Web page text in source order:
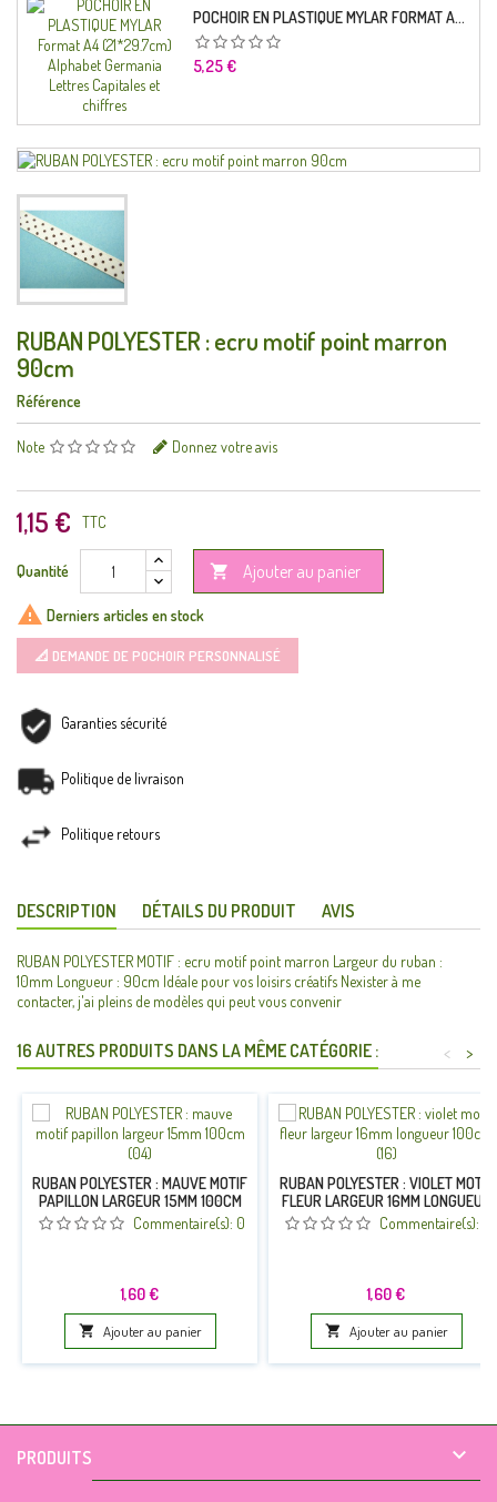
POCHOIR EN PLASTIQUE MYLAR FORMAT A4 (21*29.7CM) ALPHABET GERMANICA LETTRES CAPITALES ET CHIFFRES
Prix
5,25 €
RUBAN POLYESTER : ecru motif point marron
90cm
Référence
Note Donnez votre avis
1,15 € TTC
Quantité  Ajouter au panier
 Derniers articles en stock
📐 DEMANDE DE POCHOIR PERSONNALISÉ
Garanties sécurité
Politique de livraison
Politique retours
DESCRIPTION DÉTAILS DU PRODUIT AVIS
RUBAN POLYESTER MOTIF : ecru motif point marron Largeur du ruban :
10mm Longueur : 90cm Idéale pour vos loisirs créatifs Nexister à me
contacter, j'ai pleins de modèles qui peut vous convenir
16 AUTRES PRODUITS DANS LA MÊME CATÉGORIE : >
<
RUBAN POLYESTER : MAUVE MOTIF
PAPILLON LARGEUR 15MM 100CM
(04)
Commentaire(s): 0
Prix
1,60 €
 Ajouter au panier
RUBAN POLYESTER : VIOLET MOTIF
FLEUR LARGEUR 16MM LONGUEUR
100CM (16)
Commentaire(s):
Prix
1,60 €
 Ajouter au panier
PRODUITS 